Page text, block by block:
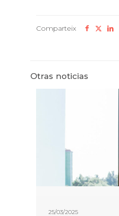
Comparteix
Otras noticias
25/03/2025